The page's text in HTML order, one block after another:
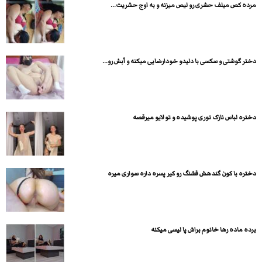
مرده کص میلف حشری رو لیص میزنه و به اوج حشریت...
دختر گوشتی و سکسی با دلیدو خودارضایی میکنه و آبش رو...
دختره لباس نازک توری پوشیده و تو لایو میرقصه
دختره با کون گندهش قشنگ رو کیر پسره داره سواری میره
برده ماده رها خانوم براش پا لیسی میکنه